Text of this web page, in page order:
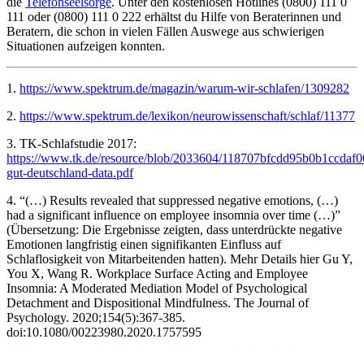
111 oder (0800) 111 0 222 erhältst du Hilfe von Beraterinnen und
Beratern, die schon in vielen Fällen Auswege aus schwierigen
Situationen aufzeigen konnten.
1. https://www.spektrum.de/magazin/warum-wir-schlafen/1309282
2. https://www.spektrum.de/lexikon/neurowissenschaft/schlaf/11377
3. TK-Schlafstudie 2017:
https://www.tk.de/resource/blob/2033604/
gut-deutschland-data.pdf
4. “(…) Results revealed that suppressed negative emotions, (…)
had a significant influence on employee insomnia over time (…)”
(Übersetzung: Die Ergebnisse zeigten, dass unterdrückte negative
Emotionen langfristig einen signifikanten Einfluss auf
Schlaflosigkeit von Mitarbeitenden hatten). Mehr Details hier Gu Y,
You X, Wang R. Workplace Surface Acting and Employee
Insomnia: A Moderated Mediation Model of Psychological
Detachment and Dispositional Mindfulness. The Journal of
Psychology. 2020;154(5):367-385.
doi:10.1080/00223980.2020.1757595